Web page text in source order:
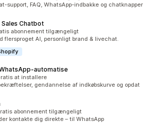
support, FAQ, WhatsApp-indbakke og chatknapper
Chatbot
i altabonnement tilgængeligt
flersproget AI, personligt brand & livechat.
i altat installere
gendannelse af indkøbskurve og opdat
i altabonnement tilgængeligt
kontakte dig direkte – til WhatsApp